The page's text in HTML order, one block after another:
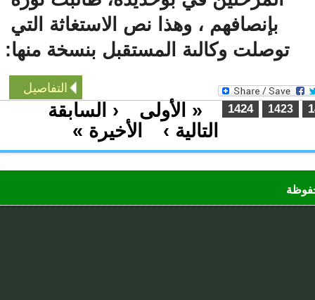
بإنصافهم ، وهذا نص الاستغاثة التي
توصلت وكالىة المستقبل بنسخة منها:
التفاصيل
« الأولى ‹ السابقة 1423
1424
التالية › الأخيرة »